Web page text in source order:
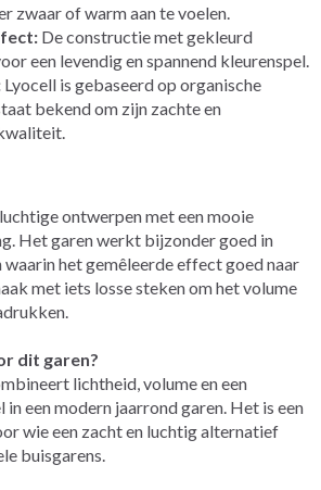
zwaar of warm aan te voelen.
De constructie met gekleurd
een levendig en spannend kleurenspel.
Lyocell is gebaseerd op organische
bekend om zijn zachte en
ontwerpen met een mooie
Het garen werkt bijzonder goed in
het gemêleerde effect goed naar
met iets losse steken om het volume
dit garen?
lichtheid, volume en een
in een modern jaarrond garen. Het is een
wie een zacht en luchtig alternatief
buisgarens.